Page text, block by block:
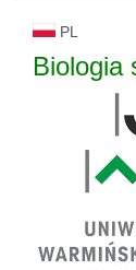
PL
Biologia